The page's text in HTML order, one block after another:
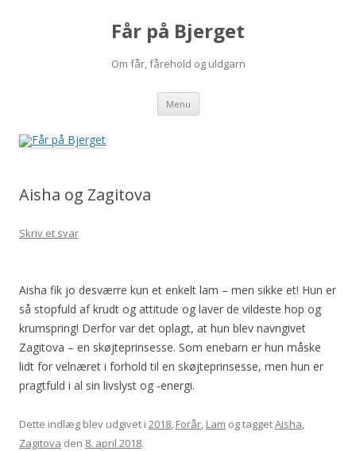
Får på Bjerget
Om får, fårehold og uldgarn
Menu Hop
indhold
Aisha og Zagitova
Skriv et svar
Aisha fik jo desværre kun et enkelt lam – men sikke et! Hun er
så stopfuld af krudt og attitude og laver de vildeste hop og
krumspring! Derfor var det oplagt, at hun blev navngivet
Zagitova – en skøjteprinsesse. Som enebarn er hun måske
lidt for velnæret i forhold til en skøjteprinsesse, men hun er
pragtfuld i al sin livslyst og -energi.
Dette indlæg blev udgivet i 2018, Forår, Lam og taggetAisha,
Zagitova den 8. april 2018.